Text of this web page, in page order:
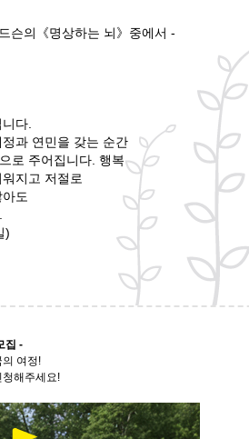
슨의《명상하는 뇌》중에서 -
다.
과 연민을 갖는 순간
로 주어집니다. 행복
지고 저절로
도
)
집 -
의 여정!
청해주세요!